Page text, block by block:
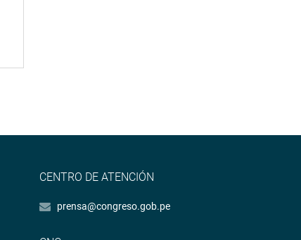
CENTRO DE ATENCIÓN
prensa@congreso.gob.pe